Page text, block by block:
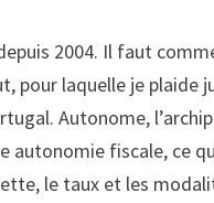
2004. Il faut
pour laquelle je plaide
Autonome,
autonomie fiscale, ce
le taux et les